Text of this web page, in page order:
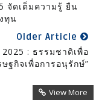
จัดเต็มความรู้ ยืน
ทุน
Older Article
: ธรรมชาติเพื่อ
ฐกิจเพื่อการอนุรักษ์”
View More